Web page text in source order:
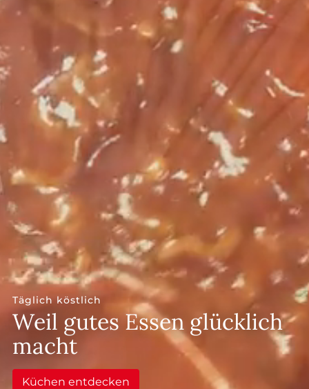
--
Täglich köstlich
Weil gutes Essen glücklich
macht
Küchen entdecken